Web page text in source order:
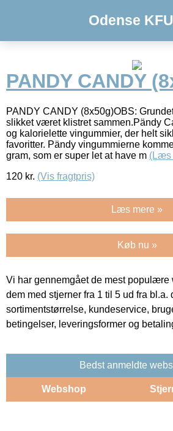
Odense
PANDY CANDY
PANDY CANDY (8x50g)OBS:
slikket været klistret sammen.Pändy
og kalorielette vingummier, der helt
favoritter. Pändy vingummierne
gram, som er super let at have m (Læs
120 kr. (Vis fragtpris)
Læs mere »
Køb nu »
Vi har gennemgået de mest populære
dem med stjerner fra 1 til 5 ud fra bl.a.
sortimentstørrelse, kundeservice,
betingelser, leveringsformer og
Bedst anmeldte
Webshop